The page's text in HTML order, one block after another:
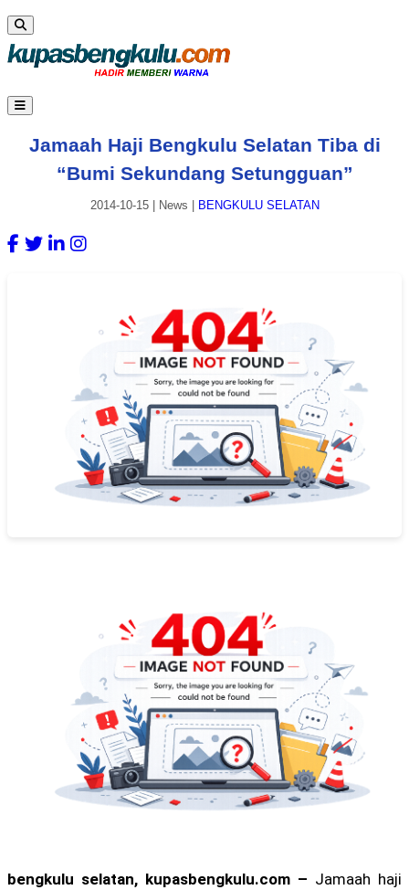
Jamaah Haji Bengkulu Selatan Tiba di
“Bumi Sekundang Setungguan”
2014-10-15| News BENGKULU SELATAN
bengkulu selatan, kupasbengkulu.com – Jamaah haji